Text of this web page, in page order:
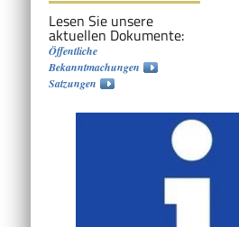
Lesen Sie unsere
aktuellen Dokumente:
Öffentliche
Bekanntmachungen
Satzungen